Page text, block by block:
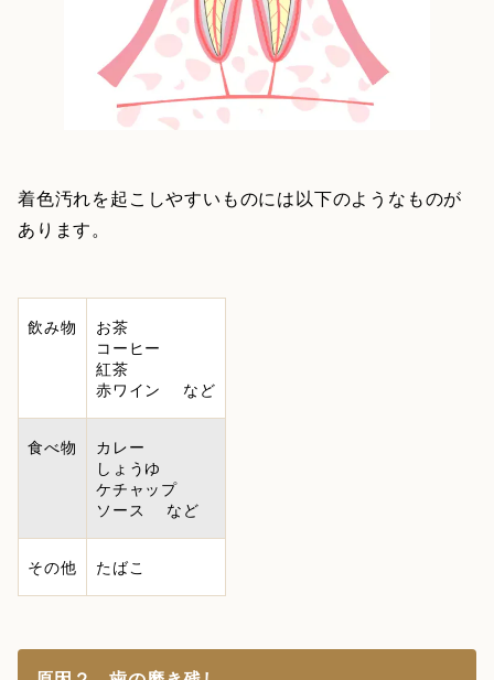
着色汚れを起こしやすいものには以下のようなものが
あります。
飲み物
お茶
コーヒー
紅茶
赤ワイン など
食べ物
カレー
しょうゆ
ケチャップ
ソース など
その他 たばこ